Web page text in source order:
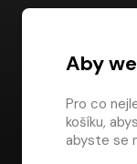
digiport.cz ©
Aby
Pro co
košíku,
abyste se